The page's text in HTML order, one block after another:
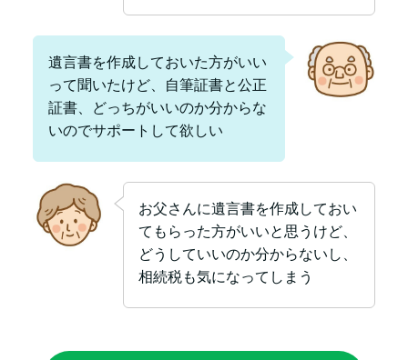
遺言書を作成しておいた方がいい
って聞いたけど、自筆証書と公正
証書、どっちがいいのか分からな
いのでサポートして欲しい
お父さんに遺言書を作成しておい
てもらった方がいいと思うけど、
どうしていいのか分からないし、
相続税も気になってしまう